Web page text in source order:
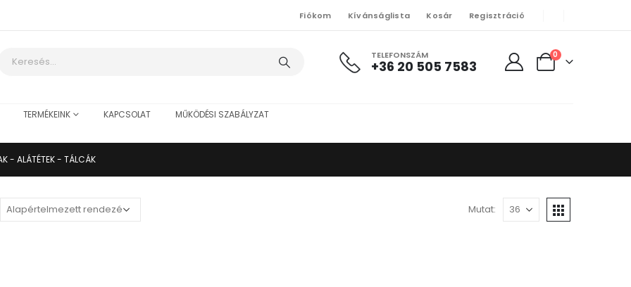
Fiókom Kívánságlista Kosár Regisztráció
TELEFONSZÁM
+36 20 505 7583
0
TERMÉKEINK KAPCSOLAT MŰKÖDÉSI SZABÁLYZAT
- ALÁTÉTEK - TÁLCÁK
Mutat: